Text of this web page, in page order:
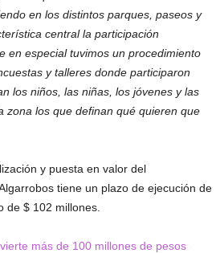
en los distintos parques, paseos y
central la participación
en especial tuvimos un procedimiento
y talleres donde participaron
los niños, las niñas, los jóvenes y las
zona los que definan qué quieren que
y puesta en valor del
tiene un plazo de ejecución de
de $ 102 millones.
más de 100 millones de pesos